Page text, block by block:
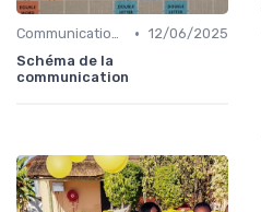
Communication digitale & omnicanale • 12/06/2025
Schéma de la
communication